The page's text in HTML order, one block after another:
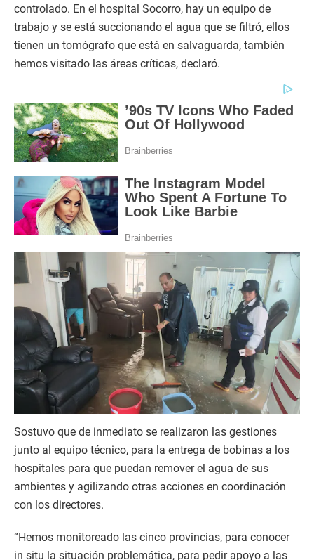
controlado. En el hospital Socorro, hay un equipo de
trabajo y se está succionando el agua que se filtró, ellos
tienen un tomógrafo que está en salvaguarda, también
hemos visitado las áreas críticas, declaró.
Sostuvo que de inmediato se realizaron las gestiones
junto al equipo técnico, para la entrega de bobinas a los
hospitales para que puedan remover el agua de sus
ambientes y agilizando otras acciones en coordinación
con los directores.
“Hemos monitoreado las cinco provincias, para conocer
in situ la situación problemática, para pedir apoyo a las